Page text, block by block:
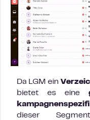
Da LGM ein
bietet es eine
dieser